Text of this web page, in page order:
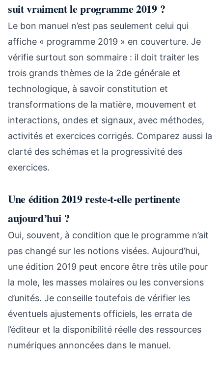
suit vraiment le programme 2019 ?
Le bon manuel n’est pas seulement celui qui
affiche « programme 2019 » en couverture. Je
vérifie surtout son sommaire : il doit traiter les
trois grands thèmes de la 2de générale et
technologique, à savoir constitution et
transformations de la matière, mouvement et
interactions, ondes et signaux, avec méthodes,
activités et exercices corrigés. Comparez aussi la
clarté des schémas et la progressivité des
exercices.
Une édition 2019 reste-t-elle pertinente
aujourd’hui ?
Oui, souvent, à condition que le programme n’ait
pas changé sur les notions visées. Aujourd’hui,
une édition 2019 peut encore être très utile pour
la mole, les masses molaires ou les conversions
d’unités. Je conseille toutefois de vérifier les
éventuels ajustements officiels, les errata de
l’éditeur et la disponibilité réelle des ressources
numériques annoncées dans le manuel.